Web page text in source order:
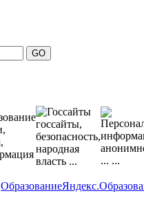
Образование